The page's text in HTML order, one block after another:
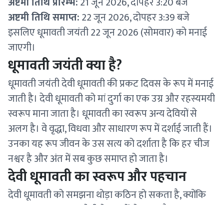
अष्टमी तिथि समाप्त:22 जून 2026, दोपहर 3:39 बजे
इसलिए धूमावती जयंती 22 जून 2026 (सोमवार) को मनाई
जाएगी।
धूमावती जयंती क्या है?
धूमावती जयंती देवी धूमावती की प्रकट दिवस के रूप में मनाई
जाती है। देवी धूमावती को मां दुर्गा का एक उग्र और रहस्यमयी
स्वरूप माना जाता है। धूमावती का स्वरूप अन्य देवियों से
अलग है। वे वृद्धा, विधवा और साधारण रूप में दर्शाई जाती हैं।
उनका यह रूप जीवन के उस सत्य को दर्शाता है कि हर चीज
नश्वर है और अंत में सब कुछ समाप्त हो जाता है।
देवी धूमावती का स्वरूप और पहचान
देवी धूमावती को समझना थोड़ा कठिन हो सकता है, क्योंकि